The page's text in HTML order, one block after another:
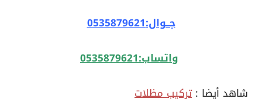
جــوال:0535879621
واتساب:0535879621
شاهد أيضا :تركيب مظلات